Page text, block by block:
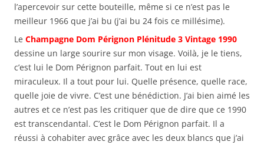
l’apercevoir sur cette bouteille, même si ce n’est pas le
meilleur 1966 que j’ai bu (j’ai bu 24 fois ce millésime).
Le Champagne Dom Pérignon Plénitude 3 Vintage 1990
dessine un large sourire sur mon visage. Voilà, je le tiens,
c’est lui le Dom Pérignon parfait. Tout en lui est
miraculeux. Il a tout pour lui. Quelle présence, quelle race,
quelle joie de vivre. C’est une bénédiction. J’ai bien aimé les
autres et ce n’est pas les critiquer que de dire que ce 1990
est transcendantal. C’est le Dom Pérignon parfait. Il a
réussi à cohabiter avec grâce avec les deux blancs que j’ai